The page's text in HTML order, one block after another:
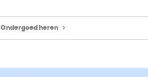
Ondergoed heren